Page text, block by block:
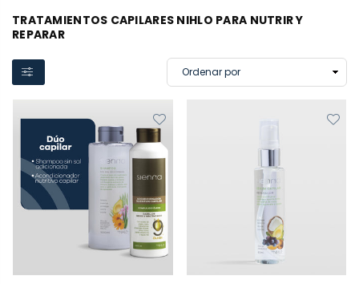
TRATAMIENTOS CAPILARES NIHLO PARA NUTRIR Y
REPARAR